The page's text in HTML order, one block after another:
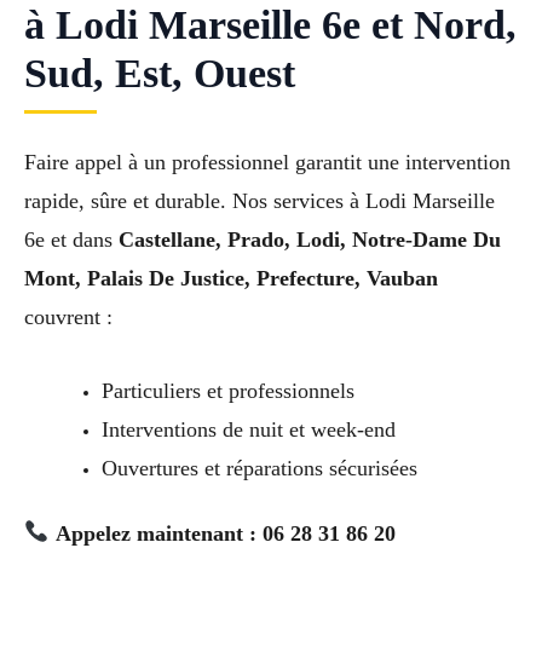
à Lodi Marseille 6e et Nord,
Sud, Est, Ouest
Faire appel à un professionnel garantit une intervention
rapide, sûre et durable. Nos services à Lodi Marseille
6e et dans Castellane, Prado, Lodi, Notre-Dame Du
Mont, Palais De Justice, Prefecture, Vauban
couvrent :
Particuliers et professionnels
Interventions de nuit et week-end
Ouvertures et réparations sécurisées
Appelez maintenant : 06 28 31 86 20